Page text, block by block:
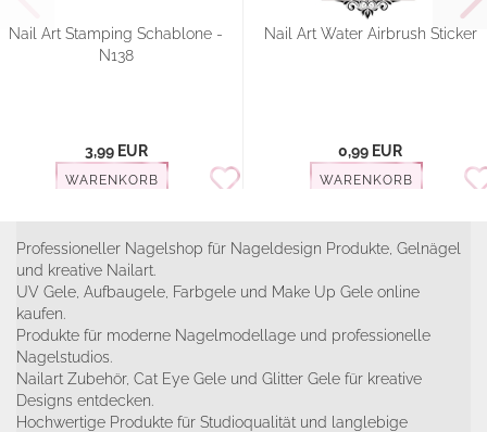
Nail Art Stamping Schablone -
N138
3,99 EUR
WARENKORB
Nail Art Water Airbrush Sticker
0,99 EUR
WARENKORB
Professioneller Nagelshop für Nageldesign Produkte, Gelnägel
und kreative Nailart.
UV Gele, Aufbaugele, Farbgele und Make Up Gele online
kaufen.
Produkte für moderne Nagelmodellage und professionelle
Nagelstudios.
Nailart Zubehör, Cat Eye Gele und Glitter Gele für kreative
Designs entdecken.
Hochwertige Produkte für Studioqualität und langlebige